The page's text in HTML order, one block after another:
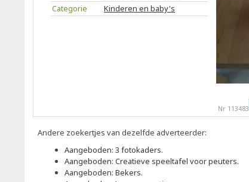
Categorie
Kinderen en baby's
Nr 113483
Andere zoekertjes van dezelfde adverteerder:
Aangeboden: 3 fotokaders.
Aangeboden: Creatieve speeltafel voor peuters.
Aangeboden: Bekers.